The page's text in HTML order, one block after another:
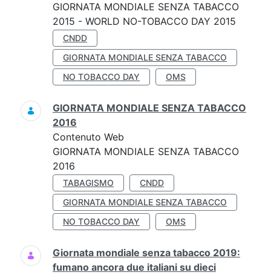
GIORNATA MONDIALE SENZA TABACCO
2015 - WORLD NO-TOBACCO DAY 2015
CNDD
GIORNATA MONDIALE SENZA TABACCO
NO TOBACCO DAY
OMS
GIORNATA MONDIALE SENZA TABACCO
2016
Contenuto Web
GIORNATA MONDIALE SENZA TABACCO
2016
TABAGISMO
CNDD
GIORNATA MONDIALE SENZA TABACCO
NO TOBACCO DAY
OMS
Giornata mondiale senza tabacco 2019:
fumano ancora due italiani su dieci